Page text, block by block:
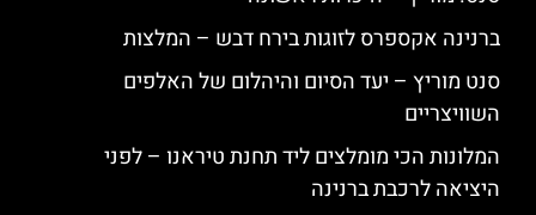
ברנינה אקספרס לזוגות בירח דבש – המלצות
סנט מוריץ – יעד הסיום והיהלום של האלפים
השוויצריים
המלונות הכי מומלצים ליד תחנת טיראנו – לפני
היציאה לרכבת ברנינה